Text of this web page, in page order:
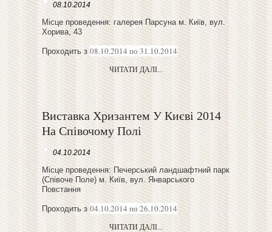
08.10.2014
Місце проведення: галерея Парсуна м. Київ, вул.
Хорива, 43
Проходить з 08.10.2014 по 31.10.2014
ЧИТАТИ ДАЛІ...
Виставка Хризантем У Києві 2014
На Співочому Полі
04.10.2014
Місце проведення: Печерський ландшафтний парк
(Співоче Поле) м. Київ, вул. Январського
Повстання
Проходить з 04.10.2014 по 26.10.2014
ЧИТАТИ ДАЛІ...